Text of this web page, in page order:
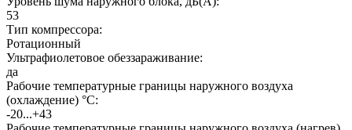
53
Тип компрессора:
Ротационный
Ультрафиолетовое обеззараживание:
да
Рабочие температурные границы наружного воздуха
(охлаждение) °C:
-20...+43